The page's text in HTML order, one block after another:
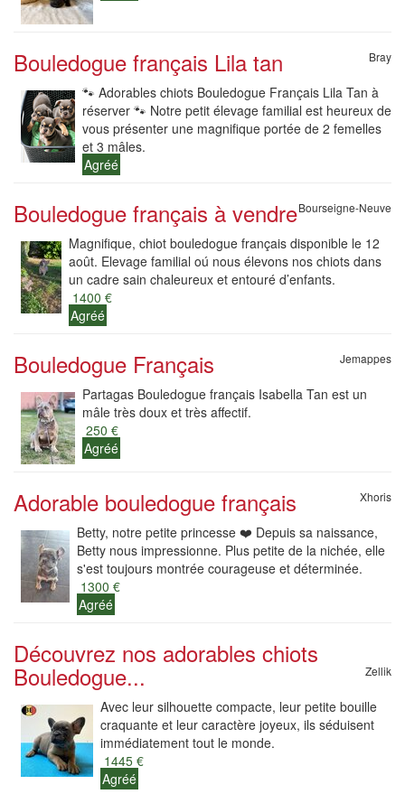
Bouledogue français Lila tan Bray
🐾 Adorables chiots Bouledogue Français Lila Tan à
réserver 🐾 Notre petit élevage familial est heureux de
vous présenter une magnifique portée de 2 femelles
et 3 mâles.
Agréé
Bouledogue français à vendreBourseigne-Neuve
Magnifique, chiot bouledogue français disponible le 12
août. Elevage familial oú nous élevons nos chiots dans
un cadre sain chaleureux et entouré d’enfants.
1400 €
Agréé
Bouledogue Français Jemappes
Partagas Bouledogue français Isabella Tan est un
mâle très doux et très affectif.
250 €
Agréé
Adorable bouledogue français Xhoris
Betty, notre petite princesse ❤️ Depuis sa naissance,
Betty nous impressionne. Plus petite de la nichée, elle
s'est toujours montrée courageuse et déterminée.
1300 €
Agréé
Découvrez nos adorables chiots
Bouledogue... Zellik
Avec leur silhouette compacte, leur petite bouille
craquante et leur caractère joyeux, ils séduisent
immédiatement tout le monde.
1445 €
Agréé